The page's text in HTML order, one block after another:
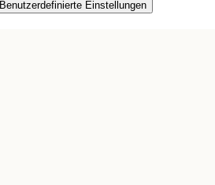
Benutzerdefinierte Einstellungen